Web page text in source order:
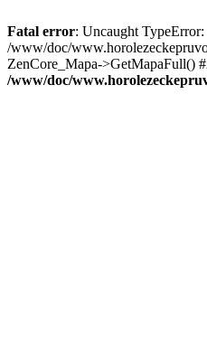
Fatal error: Uncaught
/www/doc/
ZenCore_Mapa->GetMapaFull()
/www/doc/